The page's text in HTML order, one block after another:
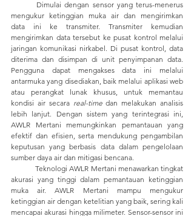
mengukur ketinggian muka air dan mengirimkan
data ini ke transmiter. Transmiter kemudian
mengirimkan data tersebut ke pusat kontrol melalui
jaringan komunikasi nirkabel. Di pusat kontrol, data
diterima dan disimpan di unit penyimpanan data.
Pengguna dapat mengakses data ini melalui
antarmuka yang disediakan, baik melalui aplikasi web
atau perangkat lunak khusus, untuk memantau
kondisi air secara real-time dan melakukan analisis
lebih lanjut. Dengan sistem yang terintegrasi ini,
AWLR Mertani memungkinkan pemantauan yang
efektif dan efisien, serta mendukung pengambilan
keputusan yang berbasis data dalam pengelolaan
sumber daya air dan mitigasi bencana.
	Teknologi AWLR Mertani menawarkan tingkat
akurasi yang tinggi dalam pemantauan ketinggian
muka air. AWLR Mertani mampu mengukur
ketinggian air dengan ketelitian yang baik, sering kali
mencapai akurasi hingga milimeter. Sensor-sensor ini